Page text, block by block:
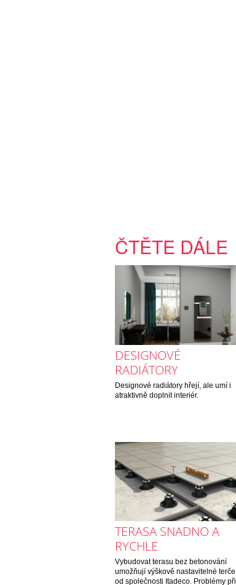
ČTĚTE DÁLE
DESIGNOVÉ
RADIÁTORY
Designové radiátory hřejí, ale umí i
atraktivně doplnit interiér.
TERASA SNADNO A
RYCHLE
Vybudovat terasu bez betonování
umožňují výškově nastavitelné terče
od společnosti Itadeco. Problémy při